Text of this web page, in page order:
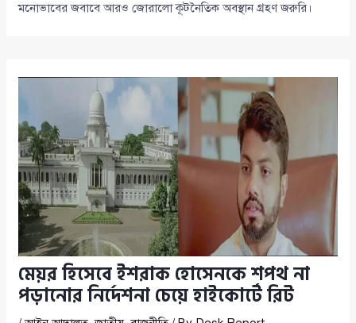
মনোভাবের জবাবে আরও জোরালো কূটনৈতিক অবস্থান গ্রহণ জরুরি।
মেয়র হিসেবে ইশরাক হোসেনকে শপথ না
পড়ানোর নির্দেশনা চেয়ে হাইকোর্টে রিট